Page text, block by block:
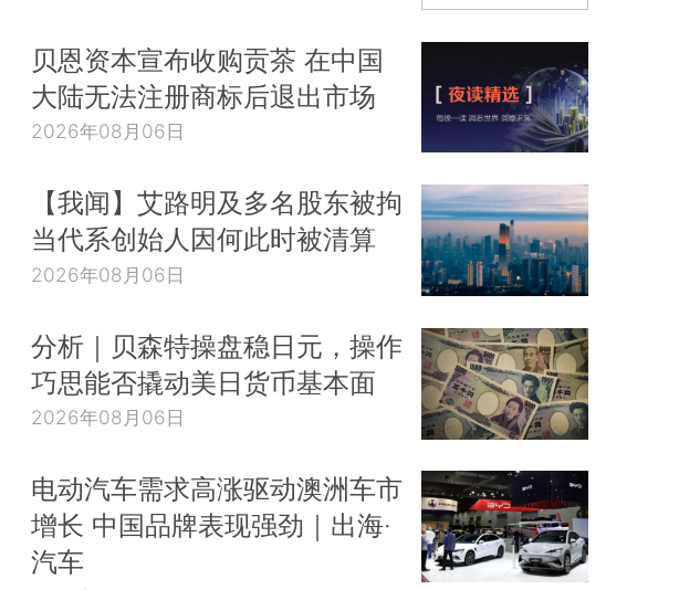
贝恩资本宣布收购贡茶 在中国
大陆无法注册商标后退出市场
2026年08月06日
【我闻】艾路明及多名股东被拘
当代系创始人因何此时被清算
2026年08月06日
分析｜贝森特操盘稳日元，操作
巧思能否撬动美日货币基本面
2026年08月06日
电动汽车需求高涨驱动澳洲车市
增长 中国品牌表现强劲｜出海·
汽车